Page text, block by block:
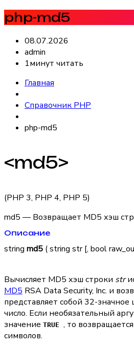
php-md5
08.07.2026
admin
1минут читать
Главная
Справочник PHP
php-md5
<md5>
(PHP 3, PHP 4, PHP 5)
md5 — Возвращает MD5 хэш
Описание
string md5 ( string str [, bool
Вычисляет MD5 хэш строки str
MD5 RSA Data Security, Inc. и
представляет собой 32-
число. Если необязательный
значение TRUE , то
символов.